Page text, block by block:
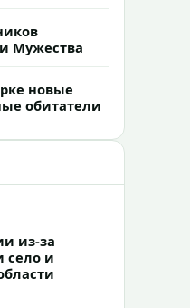
Мужества
новые
обитатели
из-за
село и